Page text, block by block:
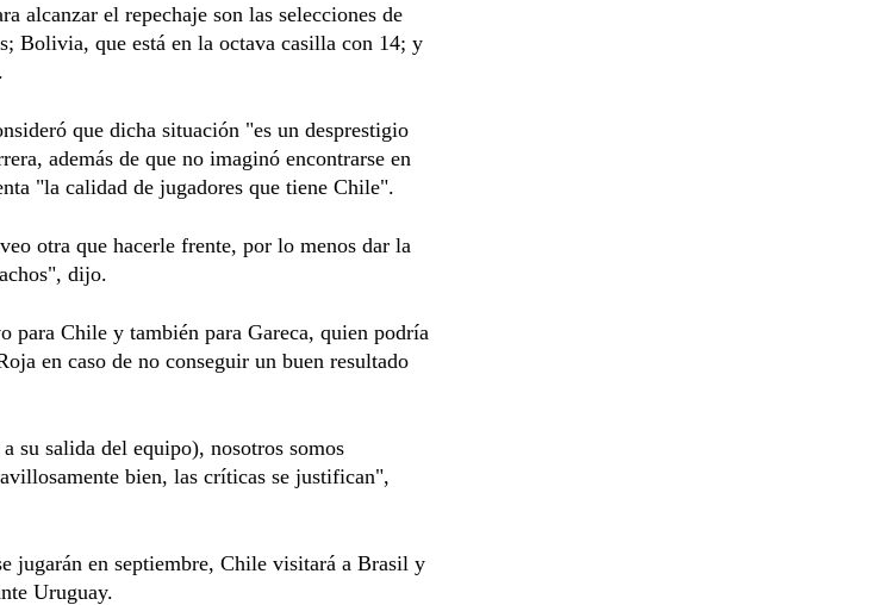
alcanzar el repechaje son las selecciones de
Bolivia, que está en la octava casilla con 14; y
que dicha situación "es un desprestigio
además de que no imaginó encontrarse en
"la calidad de jugadores que tiene Chile".
otra que hacerle frente, por lo menos dar la
dijo.
para Chile y también para Gareca, quien podría
en caso de no conseguir un buen resultado
su salida del equipo), nosotros somos
bien, las críticas se justifican",
jugarán en septiembre, Chile visitará a Brasil y
Uruguay.